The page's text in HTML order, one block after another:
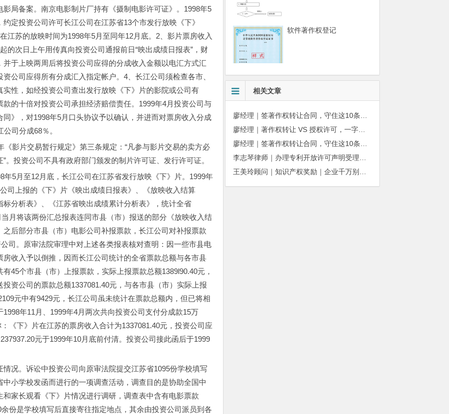
局备案。南京电影制片厂持有《摄制电影许可证》。1998年5
定投资公司许可长江公司在江苏省13个市发行放映《下》
江苏的放映时间为1998年5月至同年12月底。2、影片票房收入
的次日上午用传真向投资公司通报前日“映出成绩日报表”，财
于上映两周后将投资公司应得的分成收入金额以电汇方式汇
公司应得所有分成汇入指定帐户。4、长江公司须检查各市、
性，如经投资公司查出发行放映《下》片的影院或公司有
的十倍对投资公司承担经济赔偿责任。1999年4月投资公司与
》，对1998年5月口头协议予以确认，并进而对票房收入分成
司分成68％。
片交易暂行规定》第三条规定：“凡参与影片交易的卖方必
。投资公司不具有政府部门颁发的制片许可证、发行许可证。
月至12月底，长江公司在江苏省发行放映《下》片。1999年
司上报的《下》片《映出成绩日报表》、《放映收入结算
分析表》、《江苏省映出成绩累计分析表》，统计全省
月将该两份汇总报表连同市县（市）报送的部分《放映收入结
后部分市县（市）电影公司补报票款，长江公司对补报票款
司。原审法院审理中对上述各类报表核对查明：因一些市县电
收入予以倒推，因而长江公司统计的全省票款总额与各市县
45个市县（市）上报票款，实际上报票款总额1389l90.40元，
资公司的票款总额1337081.40元，与各市县（市）实际上报
元中有9429元，长江公司虽未统计在票款总额内，但已将相
年11月、1999年4月两次共向投资公司支付分成款15万
《下》片在江苏的票房收入合计为1337081.40元，投资公司应
元于1999年10月底前付清。投资公司接此函后于1999
。诉讼中投资公司向原审法院提交江苏省1095份学校填写
小学校发函而进行的一项调查活动，调查目的是协助全国中
家长观看《下》片情况进行调研，调查表中含有电影票款
份是学校填写后直接寄往指定地点，其余由投资公司派员到各
软件著作权登记
相关文章
廖经理｜著作权转让 VS 授权许可，一字之差，权益天壤之别